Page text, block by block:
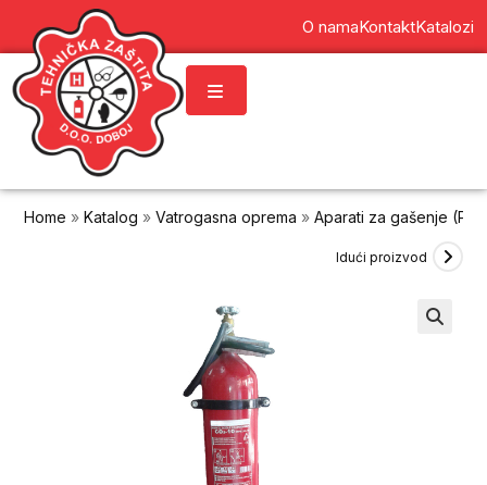
O namaKontaktKatalozi
Home »Katalog »Vatrogasna oprema »Aparati za gašenje (PP
Idući proizvod